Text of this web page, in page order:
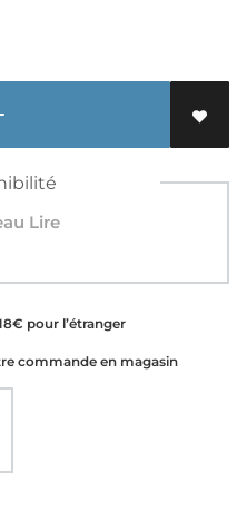
Lire
pour l’étranger
commande en magasin